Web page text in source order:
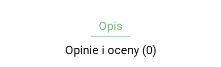
Opis
Opinie i oceny (0)